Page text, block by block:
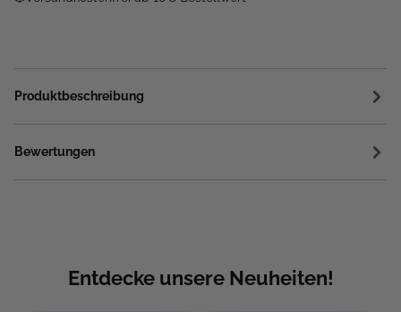
Produktbeschreibung
Bewertungen
Entdecke unsere Neuheiten!